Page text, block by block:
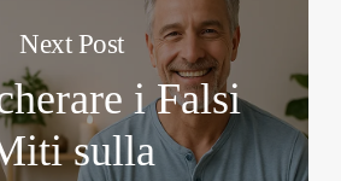
Next Post
i Falsi
sulla